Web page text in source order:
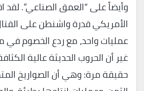
وأيضاً على “العمق الصناعي”. لقد
الأمريكي قدرة واشنطن على
عمليات واحد، مع ردع الخصوم في
غير أن الحروب الحديثة عالية
حقيقة مرة: وهي أن الصواريخ